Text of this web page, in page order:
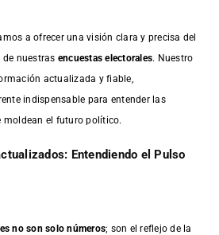
a ofrecer una visión clara y precisa del
nuestras encuestas electorales. Nuestro
actualizada y fiable,
indispensable para entender las
moldean el futuro político.
Entendiendo el Pulso
no son solo números; son el reflejo de la